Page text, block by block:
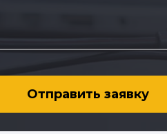
Отправить заявку